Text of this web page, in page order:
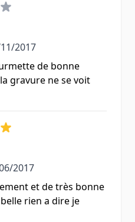
2017
2017
de bonne
gravure ne se voit
2017
2017
et de très bonne
rien a dire je